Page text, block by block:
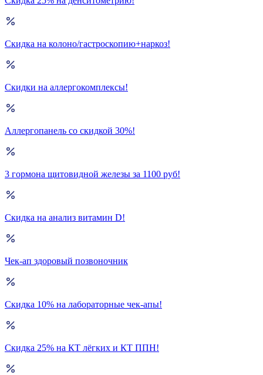
Скидка на колоно/гастроскопию+наркоз!
Скидки на аллергокомплексы!
Аллергопанель со скидкой 30%!
3 гормона щитовидной железы за 1100 руб!
Скидка на анализ витамин D!
Чек-ап здоровый позвоночник
Скидка 10% на лабораторные чек-апы!
Скидка 25% на КТ лёгких и КТ ППН!